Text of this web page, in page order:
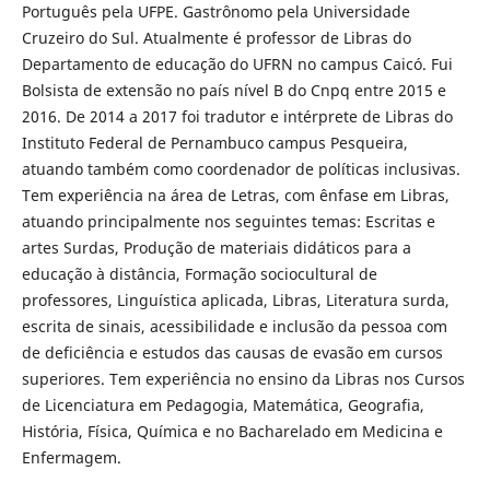
Português pela UFPE. Gastrônomo pela Universidade
Cruzeiro do Sul. Atualmente é professor de Libras do
Departamento de educação do UFRN no campus Caicó. Fui
Bolsista de extensão no país nível B do Cnpq entre 2015 e
2016. De 2014 a 2017 foi tradutor e intérprete de Libras do
Instituto Federal de Pernambuco campus Pesqueira,
atuando também como coordenador de políticas inclusivas.
Tem experiência na área de Letras, com ênfase em Libras,
atuando principalmente nos seguintes temas: Escritas e
artes Surdas, Produção de materiais didáticos para a
educação à distância, Formação sociocultural de
professores, Linguística aplicada, Libras, Literatura surda,
escrita de sinais, acessibilidade e inclusão da pessoa com
de deficiência e estudos das causas de evasão em cursos
superiores. Tem experiência no ensino da Libras nos Cursos
de Licenciatura em Pedagogia, Matemática, Geografia,
História, Física, Química e no Bacharelado em Medicina e
Enfermagem.